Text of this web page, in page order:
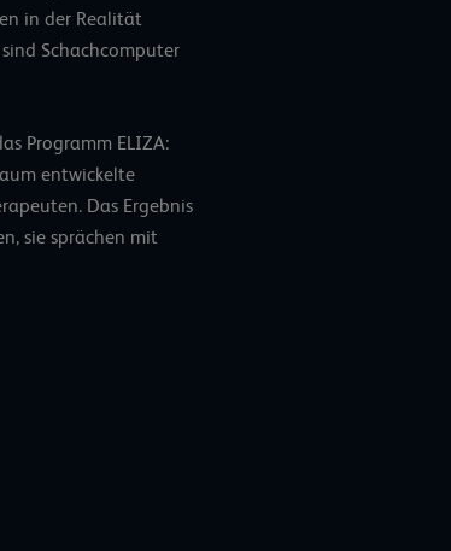
in der Realität
Schachcomputer
Programm ELIZA:
entwickelte
Das Ergebnis
sie sprächen mit